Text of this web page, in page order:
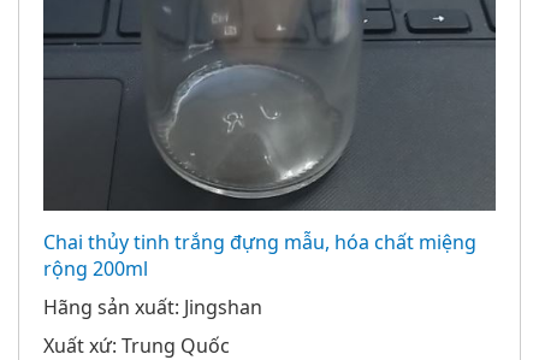
Chai thủy tinh trắng đựng mẫu, hóa chất miệng
rộng 200ml
Hãng sản xuất: Jingshan
Xuất xứ: Trung Quốc